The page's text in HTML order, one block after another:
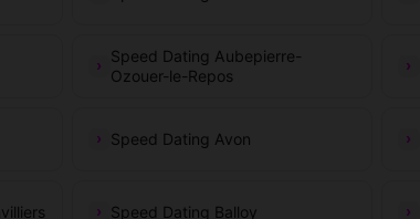
Speed Dating Aubepierre-
Ozouer-le-Repos
Speed Dating Avon
Speed Dating Balloy